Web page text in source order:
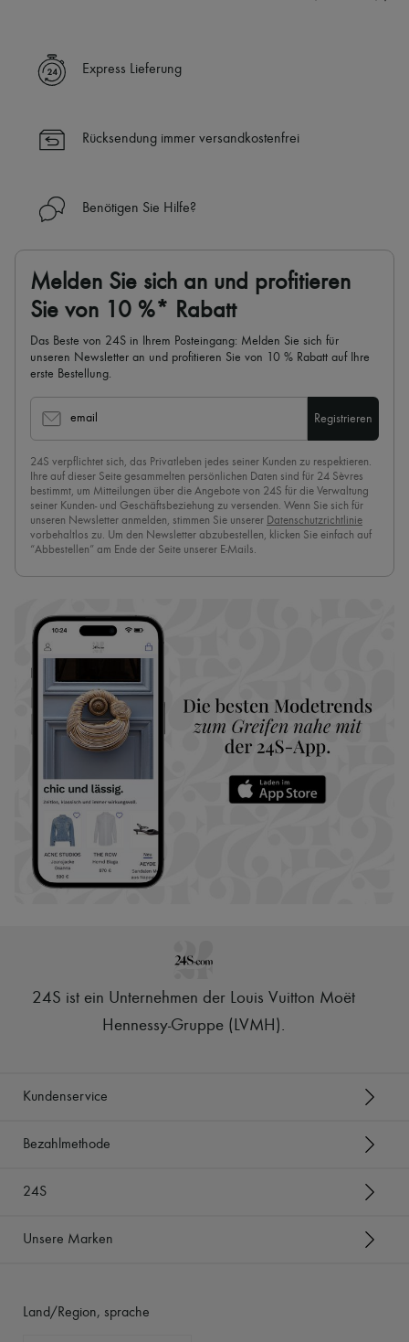
Express Lieferung
Rücksendung immer versandkostenfrei
Benötigen Sie Hilfe?
Melden Sie sich an und profitieren
Sie von 10 %* Rabatt
Das Beste von 24S in Ihrem Posteingang: Melden Sie sich für
unseren Newsletter an und profitieren Sie von 10 % Rabatt auf Ihre
erste Bestellung.
email Registrieren
24S verpflichtet sich, das Privatleben jedes seiner Kunden zu respektieren.
Ihre auf dieser Seite gesammelten persönlichen Daten sind für 24 Sèvres
bestimmt, um Mitteilungen über die Angebote von 24S für die Verwaltung
seiner Kunden- und Geschäftsbeziehung zu versenden. Wenn Sie sich für
unseren Newsletter anmelden, stimmen Sie unserer Datenschutzrichtlinie
vorbehaltlos zu. Um den Newsletter abzubestellen, klicken Sie einfach auf
“Abbestellen” am Ende der Seite unserer E-Mails.
24S ist ein Unternehmen der Louis Vuitton Moët
Hennessy-Gruppe (LVMH).
Kundenservice
Bezahlmethode
24S
Unsere Marken
Land/Region, sprache